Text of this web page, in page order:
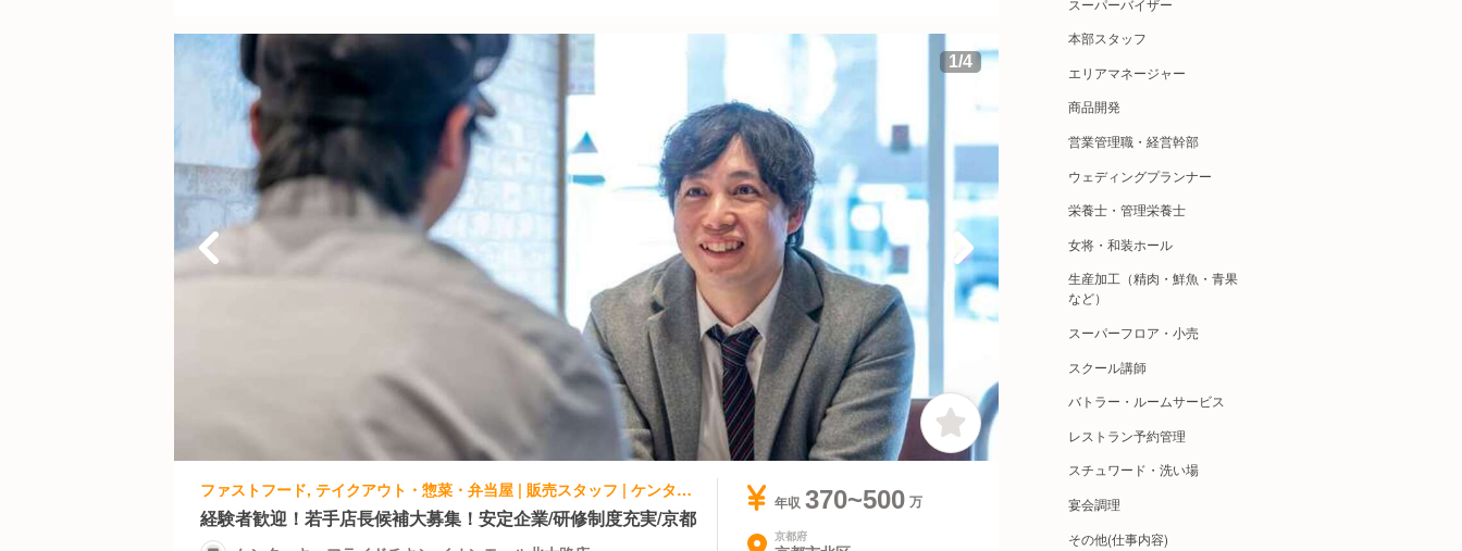
1/4
ファストフード, テイクアウト・惣菜・弁当屋 | 販売スタッフ | ケンタッキーフライドチキン イオンモール北大路店
経験者歓迎！若手店長候補大募集！安定企業/研修制度充実/京都
年収 370~500
京都府
本部スタッフ
エリアマネージャー
商品開発
営業管理職・経営幹部
ウェディングプランナー
栄養士・管理栄養士
女将・和装ホール
生産加工（精肉・鮮魚・青果
など）
スーパーフロア・小売
スクール講師
バトラー・ルームサービス
レストラン予約管理
スチュワード・洗い場
宴会調理
その他(仕事内容)